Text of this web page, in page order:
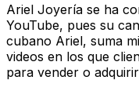
Ariel Joyería se ha
YouTube, pues su
cubano Ariel, suma
videos en los que
para vender o